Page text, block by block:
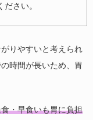
さい。
りやすいと考えられ
時間が長いため、胃
・早食いも胃に負担